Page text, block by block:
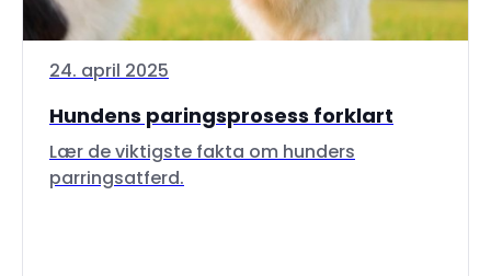
24. april 2025
Hundens paringsprosess forklart
Lær de viktigste fakta om hunders
parringsatferd.